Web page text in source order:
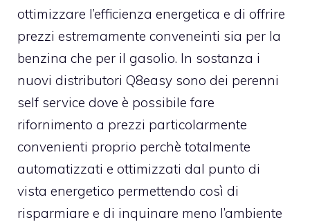
ottimizzare l’efficienza energetica e di offrire
prezzi estremamente conveneinti sia per la
benzina che per il gasolio. In sostanza i
nuovi distributori Q8easy sono dei perenni
self service dove è possibile fare
rifornimento a prezzi particolarmente
convenienti proprio perchè totalmente
automatizzati e ottimizzati dal punto di
vista energetico permettendo così di
risparmiare e di inquinare meno l’ambiente